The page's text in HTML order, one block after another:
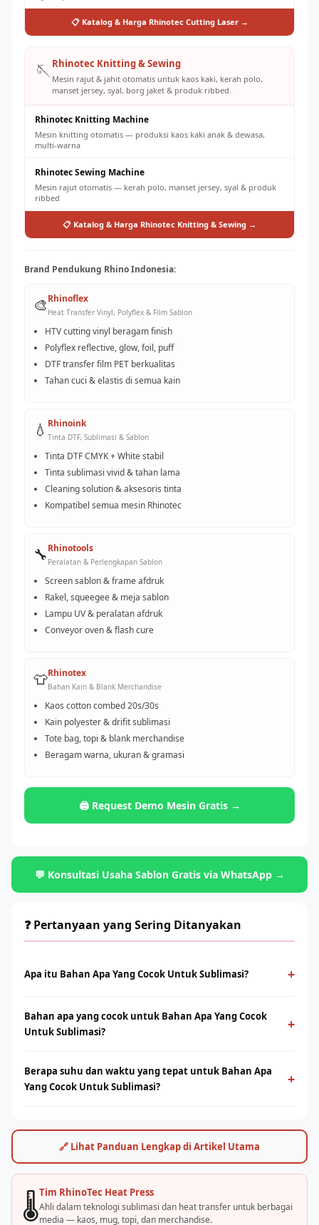
📋 Katalog & Harga Rhinotec Cutting Laser →
🪡Rhinotec Knitting & Sewing
Mesin rajut & jahit otomatis untuk kaos kaki, kerah polo,
manset jersey, syal, borg jaket & produk ribbed.
Rhinotec Knitting Machine
Mesin knitting otomatis — produksi kaos kaki anak & dewasa,
multi-warna
Rhinotec Sewing Machine
Mesin rajut otomatis — kerah polo, manset jersey, syal & produk
ribbed
📋 Katalog & Harga Rhinotec Knitting & Sewing →
Brand Pendukung Rhino Indonesia:
🎨Rhinoflex
Heat Transfer Vinyl, Polyflex & Film Sablon
HTV cutting vinyl beragam finish
Polyflex reflective, glow, foil, puff
DTF transfer film PET berkualitas
Tahan cuci & elastis di semua kain
💧 Rhinoink
Tinta DTF, Sublimasi & Sablon
Tinta DTF CMYK + White stabil
Tinta sublimasi vivid & tahan lama
Cleaning solution & aksesoris tinta
Kompatibel semua mesin Rhinotec
🔧Rhinotools
Peralatan & Perlengkapan Sablon
Screen sablon & frame afdruk
Rakel, squeegee & meja sablon
Lampu UV & peralatan afdruk
Conveyor oven & flash cure
👕Rhinotex
Bahan Kain & Blank Merchandise
Kaos cotton combed 20s/30s
Kain polyester & drifit sublimasi
Tote bag, topi & blank merchandise
Beragam warna, ukuran & gramasi
🖨️ Request Demo Mesin Gratis →
💬 Konsultasi Usaha Sablon Gratis via WhatsApp →
❓ Pertanyaan yang Sering Ditanyakan
Apa itu Bahan Apa Yang Cocok Untuk Sublimasi? +
menggunakan panas dan tekanan untuk mentransfer tinta ke
media berbahan polyester. Menghasilkan warna tajam, tahan
Bahan apa yang cocok untuk Bahan Apa Yang Cocok
Untuk Sublimasi?
+
campuran poly tinggi. Untuk kaos cotton, teknologi DTF dari
Rhino Indonesia bisa menjadi alternatif terbaik.
Berapa suhu dan waktu yang tepat untuk Bahan Apa
Yang Cocok Untuk Sublimasi?
+
jenis bahan dan mesin. Rhino Indonesia menyediakan panduan
settingan optimal dan pelatihan langsung.
🔗 Lihat Panduan Lengkap di Artikel Utama
🌡️Tim RhinoTec Heat Press
Ahli dalam teknologi sublimasi dan heat transfer untuk berbagai
media — kaos, mug, topi, dan merchandise.